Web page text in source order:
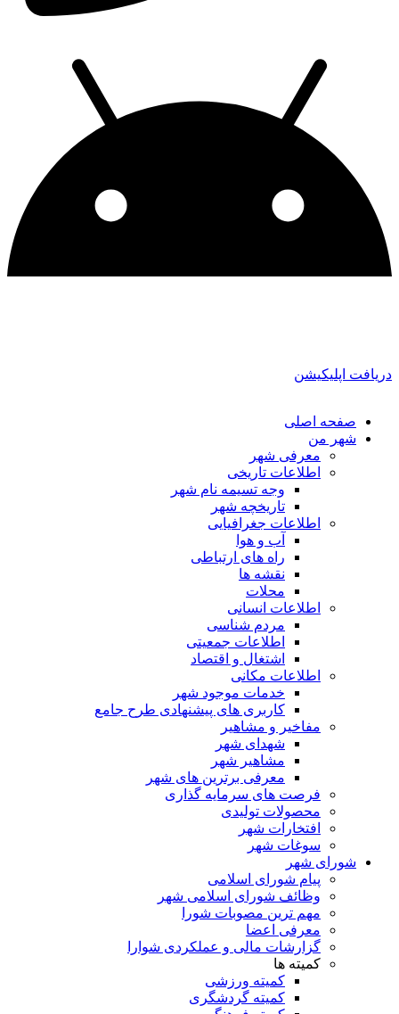
اپلیکیشن
صفحه اصلی
شهر من
معرفی شهر
اطلاعات تاریخی
وجه تسیمه نام شهر
تاریخچه شهر
اطلاعات جغرافیایی
آب و هوا
راه های ارتباطی
نقشه ها
محلات
اطلاعات انسانی
مردم شناسی
اطلاعات جمعیتی
اشتغال و اقتصاد
اطلاعات مکانی
خدمات موجود شهر
کاربری های پیشنهادی طرح جامع
مفاخیر و مشاهیر
شهدای شهر
مشاهیر شهر
معرفی برترین های شهر
فرصت های سرمایه گذاری
محصولات تولیدی
افتخارات شهر
سوغات شهر
شورای شهر
پیام شورای اسلامی
وظائف شورای اسلامی شهر
مهم ترین مصوبات شورا
معرفی اعضا
گزارشات مالی و عملکردی شوارا
کمیته ها
کمیته ورزشی
کمیته گردشگری